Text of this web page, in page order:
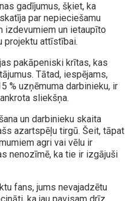
gadījumus, šķiet, ka
par nepieciešamu
izdevumiem un ietaupīto
projektu attīstībai.
pakāpeniski krītas, kas
Tātad, iespējams,
% uzņēmuma darbinieku, ir
sliekšņa.
un darbinieku skaita
azartspēļu tirgū. Šeit, tāpat
agri vai vēlu ir
nenozīmē, ka tie ir izgājuši
fans, jums nevajadzētu